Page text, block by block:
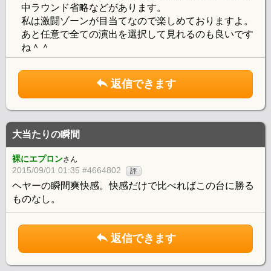
中ラウンド省略などがあります。
私は激闘ゾーンが目当てなので楽しめておりますよ。
あと任意で全ての演出を選択して見れるのも良いです
ね＾＾
返信できます
大当たりの瞬間
裸にエプロンさん
2015/09/01 01:35 #4664802 評
ヘヤーの瞬間爽快感。快感だけで比べればこの台に勝る
ものなし。
返信できます